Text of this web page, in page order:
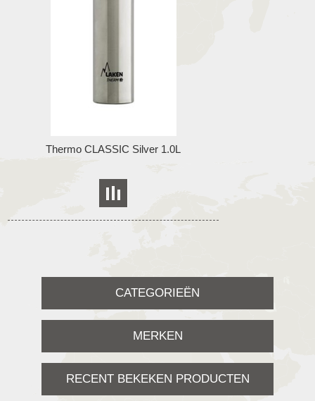
Thermo CLASSIC Silver 1.0L
CATEGORIEËN
MERKEN
RECENT BEKEKEN PRODUCTEN